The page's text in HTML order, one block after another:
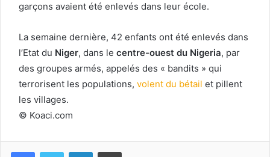
garçons avaient été enlevés dans leur école.
La semaine dernière, 42 enfants ont été enlevés dans
l’Etat du Niger, dans le centre-ouest du Nigeria, par
des groupes armés, appelés des « bandits » qui
terrorisent les populations, volent du bétail et pillent
les villages.
© Koaci.com
FacebookTwitter LinkedinImprimer